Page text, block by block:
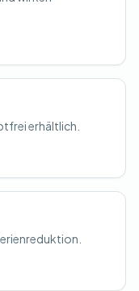
erhältlich.